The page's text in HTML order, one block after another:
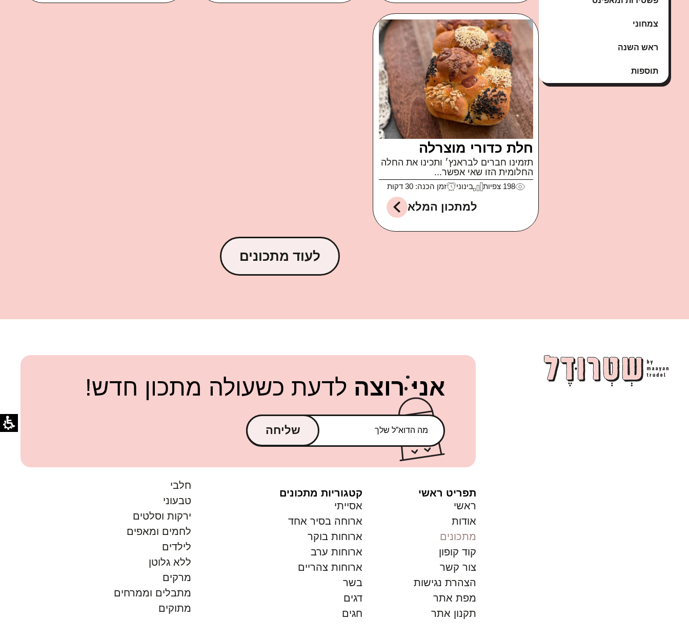
צמחוני
ראש השנה
תוספות
חלת כדורי מוצרלה
תזמינו חברים לבראנץ׳ ותכינו את החלה
החלומית הזו שאי אפשר...
198 צפיות בינוני זמן הכנה: 30 דקות
למתכון המלא
לעוד מתכונים
אני רוצה לדעת כשעולה מתכון חדש!
שליחה
תפריט ראשי
ראשי
אודות
מתכונים
קוד קופון
צור קשר
הצהרת נגישות
מפת אתר
תקנון אתר
קטגוריות מתכונים
אסייתי
ארוחה בסיר אחד
ארוחות בוקר
ארוחות ערב
ארוחות צהריים
בשר
דגים
חגים
חלבי
טבעוני
ירקות וסלטים
לחמים ומאפים
לילדים
ללא גלוטן
מרקים
מתבלים וממרחים
מתוקים